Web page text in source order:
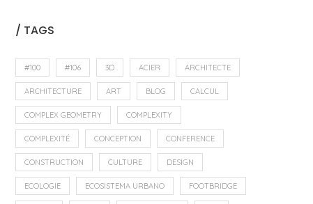
/ TAGS
#100 #106 3D ACIER ARCHITECTE
ARCHITECTURE ART BLOG CALCUL
COMPLEX GEOMETRY COMPLEXITY
COMPLEXITÉ CONCEPTION CONFERENCE
CONSTRUCTION CULTURE DESIGN
ECOLOGIE ECOSISTEMA URBANO FOOTBRIDGE